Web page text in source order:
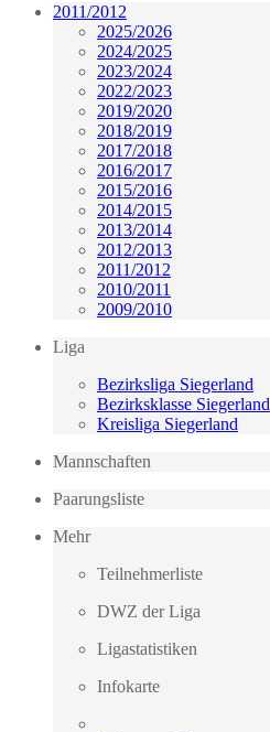
2011/2012
2025/2026
2024/2025
2023/2024
2022/2023
2019/2020
2018/2019
2017/2018
2016/2017
2015/2016
2014/2015
2013/2014
2012/2013
2011/2012
2010/2011
2009/2010
Liga
Bezirksliga Siegerland
Bezirksklasse Siegerland
Kreisliga Siegerland
Mannschaften
Paarungsliste
Mehr
Teilnehmerliste
DWZ der Liga
Ligastatistiken
Infokarte